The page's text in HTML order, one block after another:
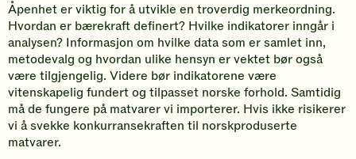
Åpenhet er viktig for å utvikle en troverdig merkeordning.
Hvordan er bærekraft definert? Hvilke indikatorer inngår i
analysen? Informasjon om hvilke data som er samlet inn,
metodevalg og hvordan ulike hensyn er vektet bør også
være tilgjengelig. Videre bør indikatorene være
vitenskapelig fundert og tilpasset norske forhold. Samtidig
må de fungere på matvarer vi importerer. Hvis ikke risikerer
vi å svekke konkurransekraften til norskproduserte
matvarer.